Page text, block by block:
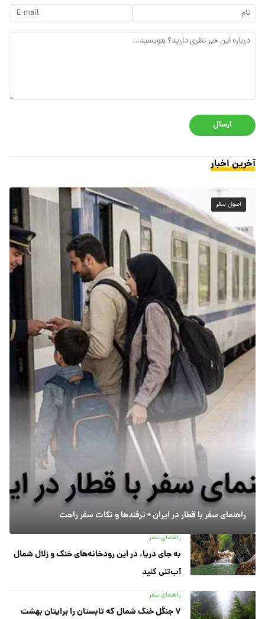
ارسال
آخرین اخبار
اصول سفر
راهنمای سفر با قطار در ایران + ترفندها و نکات سفر راحت
راهنمای سفر
به جای دریا، در این رودخانه‌های خنک و زلال شمال
آب‌تنی کنید
راهنمای سفر
۷ جنگل خنک شمال که تابستان را برایتان بهشت